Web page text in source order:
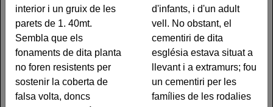
interior i un gruix de les
parets de 1. 40mt.
Sembla que els
fonaments de dita planta
no foren resistents per
sostenir la coberta de
falsa volta, doncs
d'infants, i d'un adult
vell. No obstant, el
cementiri de dita
església estava situat a
llevant i a extramurs; fou
un cementiri per les
famílies de les rodalies
Altres traces
Deixa un comentari
Heu d'iniciar la sessióper escriure un comentari.
Traces és un projecte ideat per
Les dades dels elements